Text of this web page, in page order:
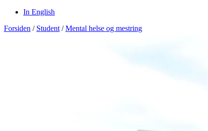
In English
Forsiden / Student / Mental helse og mestring​